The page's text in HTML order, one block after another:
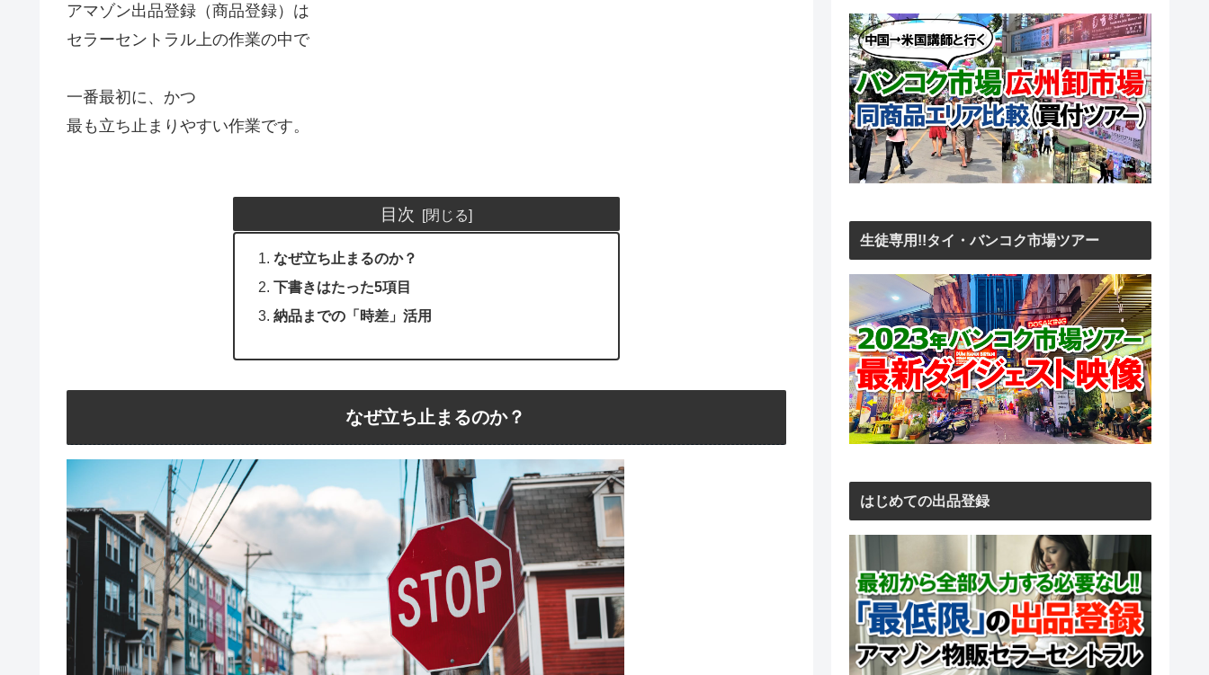
アマゾン出品登録（商品登録）は
セラーセントラル上の作業の中で
一番最初に、かつ
最も立ち止まりやすい作業です。
目次
なぜ立ち止まるのか？
下書きはたった5項目
納品までの「時差」活用
なぜ立ち止まるのか？
生徒専用!!タイ・バンコク市場ツアー
はじめての出品登録